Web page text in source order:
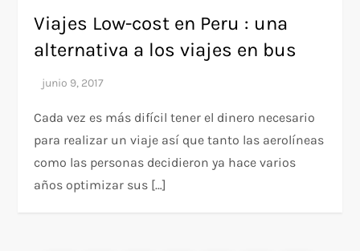
Viajes Low-cost en Peru : una
alternativa a los viajes en bus
Cada vez es más difícil tener el dinero necesario
para realizar un viaje así que tanto las aerolíneas
como las personas decidieron ya hace varios
años optimizar sus […]